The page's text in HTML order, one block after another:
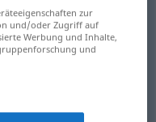
in einer Partei etc
zur
und/oder Zugriff auf
Werbung und Inhalte,
und